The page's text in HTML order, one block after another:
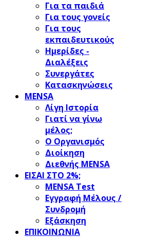
Για τα παιδιά
Για τους γονείς
Για τους
εκπαιδευτικούς
Ημερίδες -
Διαλέξεις
Συνεργάτες
Κατασκηνώσεις
MENSA
Λίγη Ιστορία
Γιατί να γίνω
μέλος;
Ο Οργανισμός
Διοίκηση
Διεθνής MENSA
ΕΙΣΑΙ ΣΤΟ 2%;
ΜΕΝSΑ Test
Εγγραφή Μέλους /
Συνδρομή
Εξάσκηση
ΕΠΙΚΟΙΝΩΝΙΑ